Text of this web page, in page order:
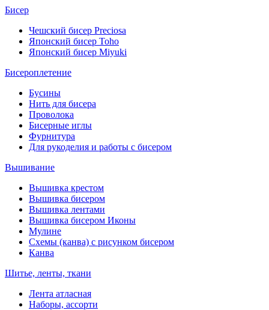
Бисер
Чешский бисер Preciosa
Японский бисер Toho
Японский бисер Miyuki
Бисероплетение
Бусины
Нить для бисера
Проволока
Бисерные иглы
Фурнитура
Для рукоделия и работы с бисером
Вышивание
Вышивка крестом
Вышивка бисером
Вышивка лентами
Вышивка бисером Иконы
Мулине
Схемы (канва) с рисунком бисером
Канва
Шитье, ленты, ткани
Лента атласная
Наборы, ассорти